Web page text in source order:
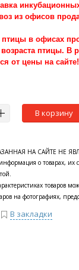
из офисов
в офисах
птицы. В
от цены на сайте!
В корзину
НА САЙТЕ НЕ
о товарах, их
товаров
на фотографиях,
В закладки